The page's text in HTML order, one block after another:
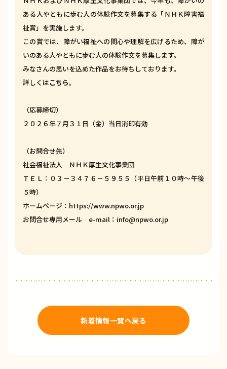
ある人やともに歩む人の体験作文を募集する「ＮＨＫ障害福
祉賞」を実施します。
この賞では、障がい福祉への関心や理解を広げるため、障が
いのある人やともに歩む人の体験作文を募集します。
みなさんの思いを込めた作品をお待ちしております。
詳しくはこちら。
（応募締切）
２０２６年７月３１日（金）当日消印有効
（お問合せ先）
社会福祉法人 ＮＨＫ厚生文化事業団
ＴＥＬ：０３－３４７６－５９５５（平日午前１０時～午後
５時）
ホームページ：https://www.npwo.or.jp
お問合せ専用メール e-mail：info@npwo.or.jp
新着情報一覧へ戻る